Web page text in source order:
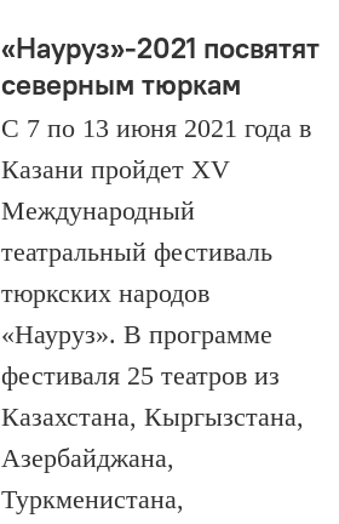
«Науруз»-2021 посвятят
северным тюркам
С 7 по 13 июня 2021 года в
Казани пройдет XV
Международный
театральный фестиваль
тюркских народов
«Науруз». В программе
фестиваля 25 театров из
Казахстана, Кыргызстана,
Азербайджана,
Туркменистана,